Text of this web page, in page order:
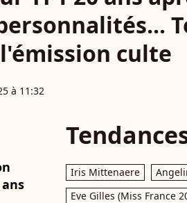
culte
à 11:32
Iris Mittenaere
Eve Gilles (Miss France